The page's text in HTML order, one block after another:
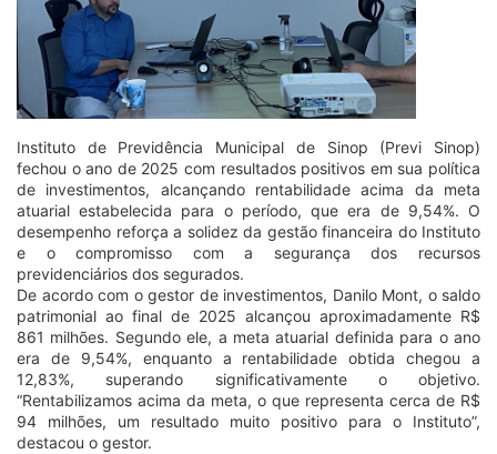
Instituto de Previdência Municipal de Sinop (Previ Sinop)
fechou o ano de 2025 com resultados positivos em sua política
de investimentos, alcançando rentabilidade acima da meta
atuarial estabelecida para o período, que era de 9,54%. O
desempenho reforça a solidez da gestão financeira do Instituto
e o compromisso com a segurança dos recursos
previdenciários dos segurados.
De acordo com o gestor de investimentos, Danilo Mont, o saldo
patrimonial ao final de 2025 alcançou aproximadamente R$
861 milhões. Segundo ele, a meta atuarial definida para o ano
era de 9,54%, enquanto a rentabilidade obtida chegou a
12,83%, superando significativamente o objetivo.
“Rentabilizamos acima da meta, o que representa cerca de R$
94 milhões, um resultado muito positivo para o Instituto”,
destacou o gestor.